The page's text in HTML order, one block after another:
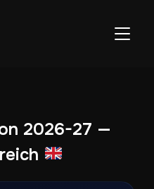
2026-27 —